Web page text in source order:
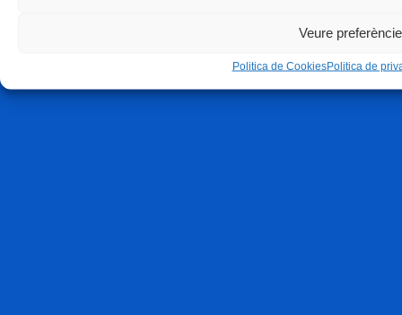
Veure
Politica de CookiesPolitica de